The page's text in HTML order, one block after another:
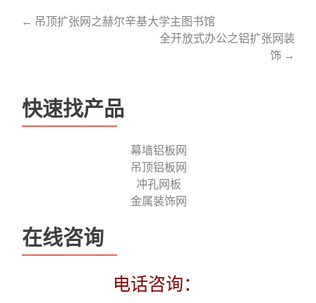
Post
← 吊顶扩张网之赫尔辛基大学主图书馆
全开放式办公之铝扩张网装
饰 →
快速找产品
幕墙铝板网
吊顶铝板网
冲孔网板
金属装饰网
在线咨询
电话咨询：